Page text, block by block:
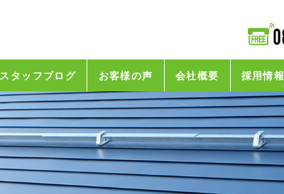
スタッフブログ お客様の声 会社概要 採用情報